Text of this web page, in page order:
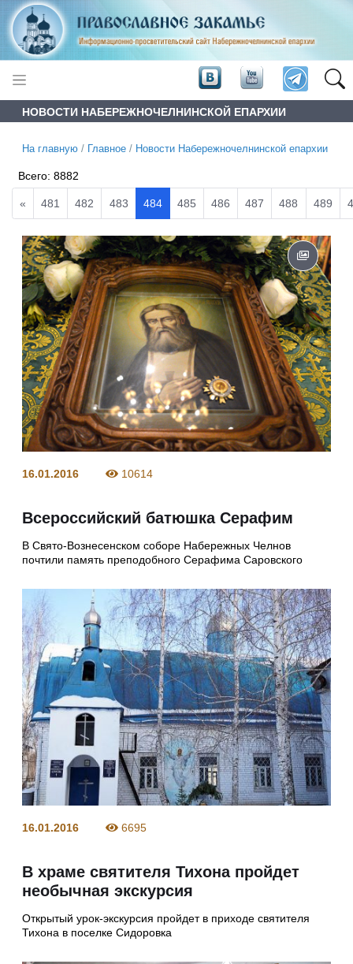
НОВОСТИ НАБЕРЕЖНОЧЕЛНИНСКОЙ ЕПАРХИИ
На главную / Главное / Новости Набережночелнинской епархии
Всего:8882
« 481 482 483 484 485 486 487 488 489
16.01.2016 10614
Всероссийский батюшка Серафим
В Свято-Вознесенском соборе Набережных Челнов
почтили память преподобного Серафима Саровского
16.01.2016 6695
В храме святителя Тихона пройдет
необычная экскурсия
Открытый урок-экскурсия пройдет в приходе святителя
Тихона в поселке Сидоровка